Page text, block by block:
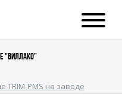
"ВИЛЛАКО"
TRIM-PMS на заводе